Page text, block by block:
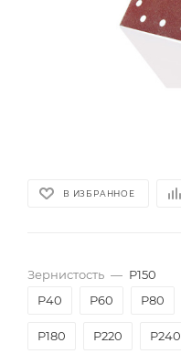
В ИЗБРАННОЕ
Зернистость — P150
P40
P60 P80
P180 P220 P240